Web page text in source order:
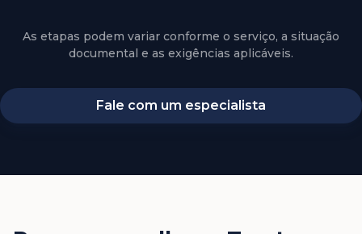
As etapas podem variar conforme o serviço, a situação
documental e as exigências aplicáveis.
Fale com um especialista